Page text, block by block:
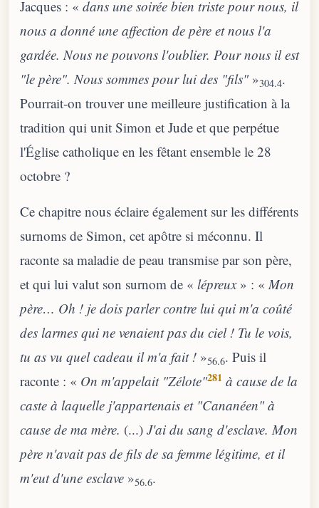
Jacques : « dans une soirée bien triste pour nous, il
nous a donné une affection de père et nous l'a
gardée. Nous ne pouvons l'oublier. Pour nous il est
"le père". Nous sommes pour lui des "fils" »304.4.
Pourrait-on trouver une meilleure justification à la
tradition qui unit Simon et Jude et que perpétue
l'Église catholique en les fêtant ensemble le 28
octobre ?
Ce chapitre nous éclaire également sur les différents
surnoms de Simon, cet apôtre si méconnu. Il
raconte sa maladie de peau transmise par son père,
et qui lui valut son surnom de « lépreux» : «Mon
père… Oh ! je dois parler contre lui qui m'a coûté
des larmes qui ne venaient pas du ciel ! Tu le vois,
tu as vu quel cadeau il m'a fait ! »56.6. Puis il
raconte : « On m'appelait "Zélote"281 à cause de la
caste à laquelle j'appartenais et "Cananéen" à
cause de ma mère. (...) J'ai du sang d'esclave. Mon
père n'avait pas de fils de sa femme légitime, et il
m'eut d'une esclave »56.6.